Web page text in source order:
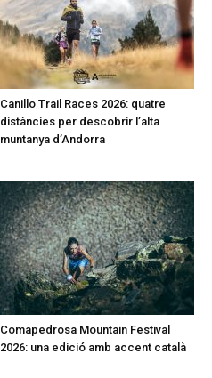
Canillo Trail Races 2026: quatre
distàncies per descobrir l’alta
muntanya d’Andorra
Comapedrosa Mountain Festival
2026: una edició amb accent català